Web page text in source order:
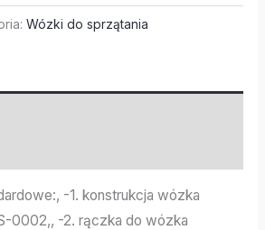
Wózki do sprzątania
-1. konstrukcja wózka
0002,, -2. rączka do wózka